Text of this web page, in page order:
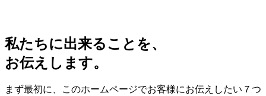
私たちに出来ることを、
お伝えします。
まず最初に、このホームページでお客様にお伝えしたい７つ